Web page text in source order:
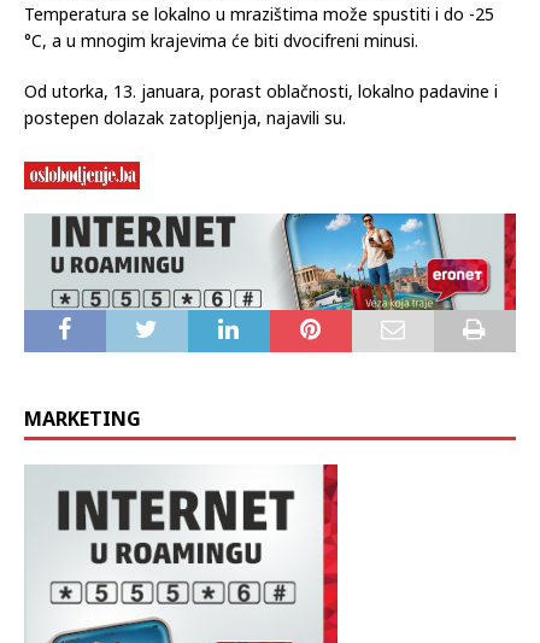
Temperatura se lokalno u mrazištima može spustiti i do -25
°C, a u mnogim krajevima će biti dvocifreni minusi.
Od utorka, 13. januara, porast oblačnosti, lokalno padavine i
postepen dolazak zatopljenja, najavili su.
MARKETING